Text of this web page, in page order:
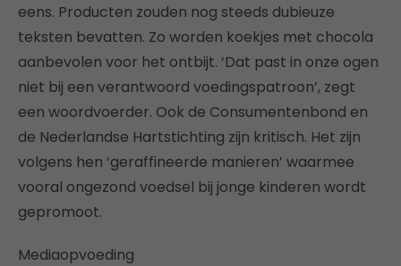
eens. Producten zouden nog steeds dubieuze
teksten bevatten. Zo worden koekjes met chocola
aanbevolen voor het ontbijt. ‘Dat past in onze ogen
niet bij een verantwoord voedingspatroon’, zegt
een woordvoerder. Ook de Consumentenbond en
de Nederlandse Hartstichting zijn kritisch. Het zijn
volgens hen ‘geraffineerde manieren’ waarmee
vooral ongezond voedsel bij jonge kinderen wordt
gepromoot.
Mediaopvoeding